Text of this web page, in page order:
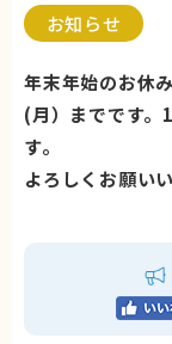
お知らせ
年末年始のお休
(月）までです。
す。
よろしくお願い